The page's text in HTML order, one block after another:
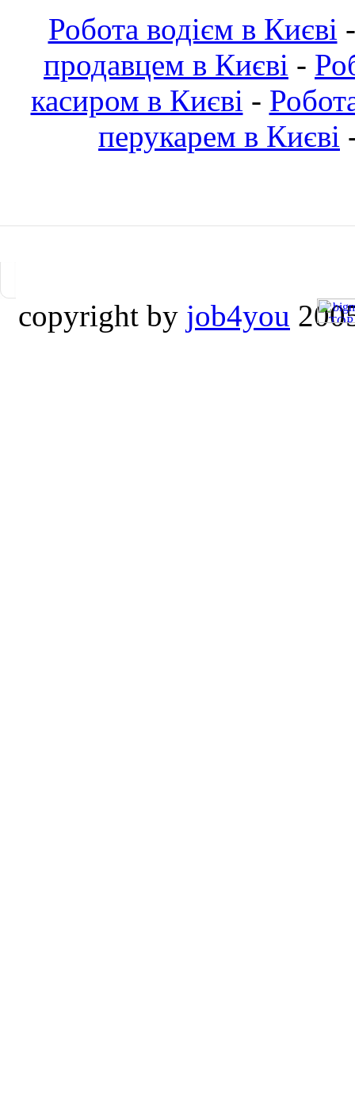
Робота водієм в Києві
продавцем в Києві -
касиром в Києві -
перукарем в Києві
copyright by job4you